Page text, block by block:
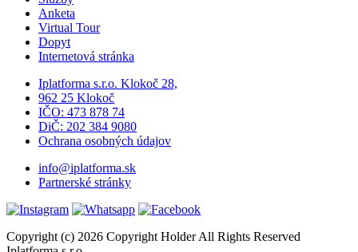
Anketa
Virtual Tour
Dopyt
Internetová stránka
Iplatforma s.r.o. Klokoč 28,
962 25 Klokoč
IČO: 473 878 74
DiČ: 202 384 9080
Ochrana osobných údajov
info@iplatforma.sk
Partnerské stránky
Copyright (c) 2026 Copyright Holder All Rights Reserved